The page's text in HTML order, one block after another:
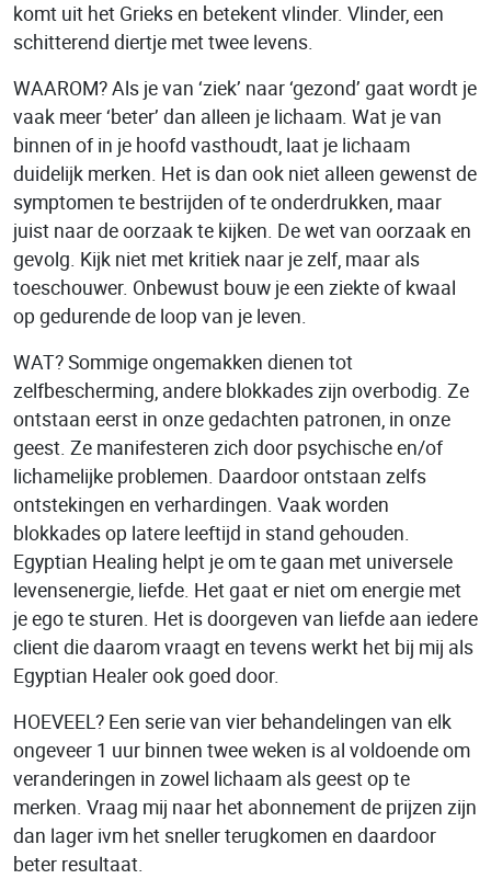
komt uit het Grieks en betekent vlinder. Vlinder, een
schitterend diertje met twee levens.
WAAROM? Als je van ‘ziek’ naar ‘gezond’ gaat wordt je
vaak meer ‘beter’ dan alleen je lichaam. Wat je van
binnen of in je hoofd vasthoudt, laat je lichaam
duidelijk merken. Het is dan ook niet alleen gewenst de
symptomen te bestrijden of te onderdrukken, maar
juist naar de oorzaak te kijken. De wet van oorzaak en
gevolg. Kijk niet met kritiek naar je zelf, maar als
toeschouwer. Onbewust bouw je een ziekte of kwaal
op gedurende de loop van je leven.
WAT? Sommige ongemakken dienen tot
zelfbescherming, andere blokkades zijn overbodig. Ze
ontstaan eerst in onze gedachten patronen, in onze
geest. Ze manifesteren zich door psychische en/of
lichamelijke problemen. Daardoor ontstaan zelfs
ontstekingen en verhardingen. Vaak worden
blokkades op latere leeftijd in stand gehouden.
Egyptian Healing helpt je om te gaan met universele
levensenergie, liefde. Het gaat er niet om energie met
je ego te sturen. Het is doorgeven van liefde aan iedere
client die daarom vraagt en tevens werkt het bij mij als
Egyptian Healer ook goed door.
HOEVEEL? Een serie van vier behandelingen van elk
ongeveer 1 uur binnen twee weken is al voldoende om
veranderingen in zowel lichaam als geest op te
merken. Vraag mij naar het abonnement de prijzen zijn
dan lager ivm het sneller terugkomen en daardoor
beter resultaat.